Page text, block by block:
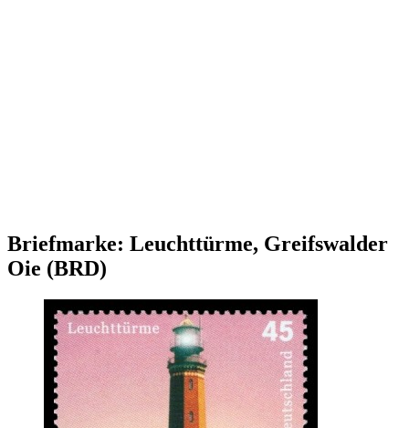
Briefmarke: Leuchttürme, Greifswalder
Oie (BRD)